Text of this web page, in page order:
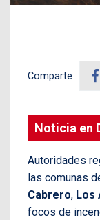
Comparte
Noticia en
Autoridades
las comunas
Cabrero, Los
focos de